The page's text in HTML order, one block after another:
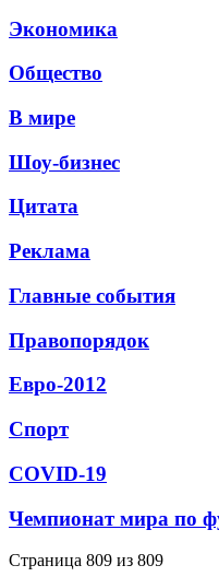
Экономика
Общество
В мире
Шоу-бизнес
Цитата
Реклама
Главные события
Правопорядок
Евро-2012
Спорт
СОVID-19
Чемпионат мира по
Страница 809 из 809